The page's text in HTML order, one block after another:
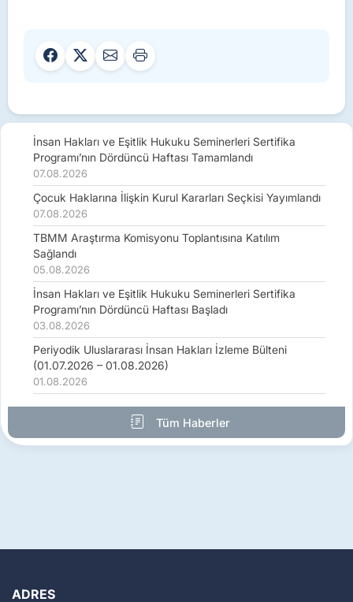
İnsan Hakları ve Eşitlik Hukuku Seminerleri Sertifika
Programı’nın Dördüncü Haftası Tamamlandı
07.08.2026
Çocuk Haklarına İlişkin Kurul Kararları Seçkisi Yayımlandı
07.08.2026
TBMM Araştırma Komisyonu Toplantısına Katılım
Sağlandı
05.08.2026
İnsan Hakları ve Eşitlik Hukuku Seminerleri Sertifika
Programı’nın Dördüncü Haftası Başladı
03.08.2026
Periyodik Uluslararası İnsan Hakları İzleme Bülteni
(01.07.2026 – 01.08.2026)
01.08.2026
Tüm Haberler
ADRES